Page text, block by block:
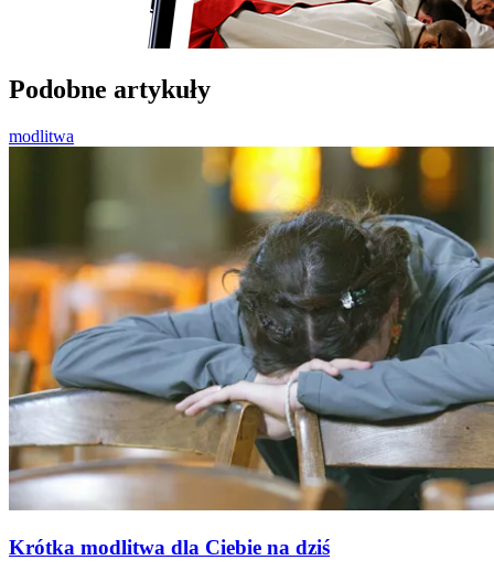
Podobne artykuły
modlitwa
Krótka modlitwa dla Ciebie na dziś